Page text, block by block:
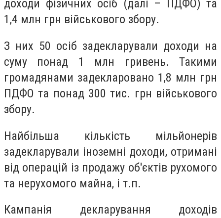
доходи фізичних осіб (далі – ПДФО) та
1,4 млн грн військового збору.
З них 50 осіб задекларували доходи на
суму понад 1 млн гривень. Такими
громадянами задекларовано 1,8 млн грн
ПДФО та понад 300 тис. грн військового
збору.
Найбільша кількість мільйонерів
задекларували іноземні доходи, отримані
від операцій із продажу об'єктів рухомого
та нерухомого майна, і т.п.
Кампанія декларування доходів